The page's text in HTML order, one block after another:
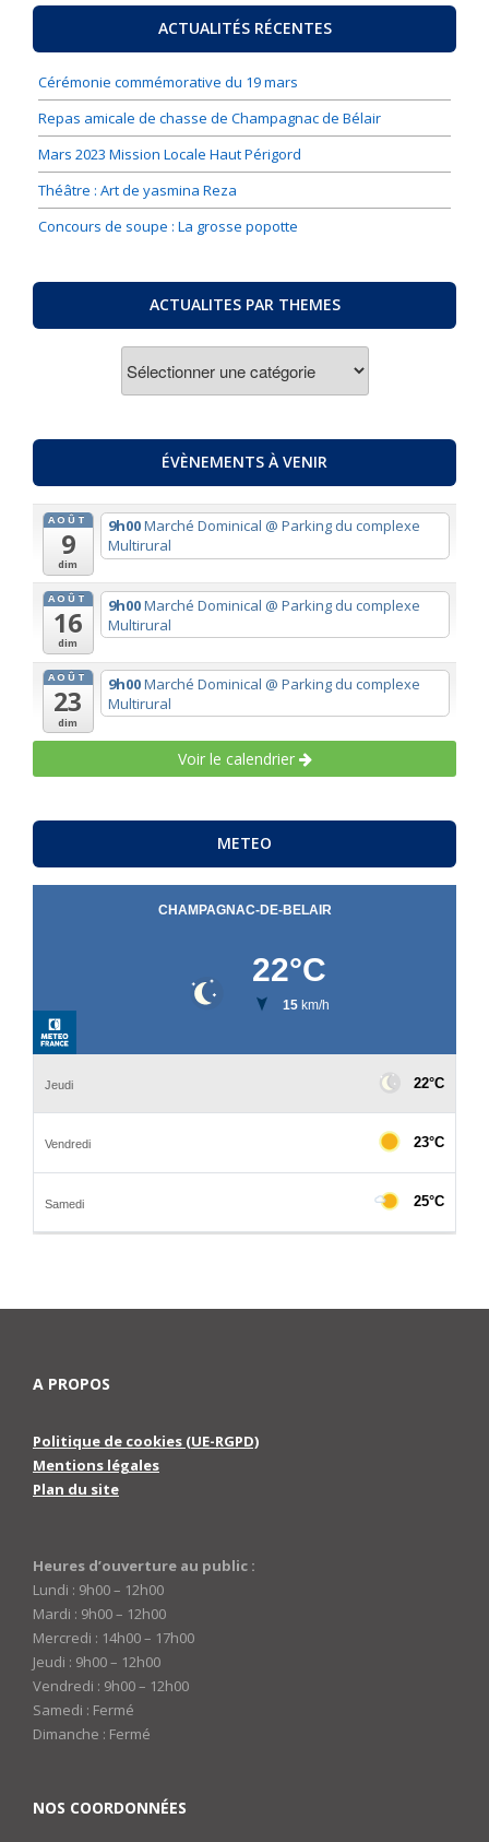
ACTUALITÉS RÉCENTES
Cérémonie commémorative du 19 mars
Repas amicale de chasse de Champagnac de Bélair
Mars 2023 Mission Locale Haut Périgord
Théâtre : Art de yasmina Reza
Concours de soupe : La grosse popotte
ACTUALITES PAR THEMES
ÉVÈNEMENTS À VENIR
AOÛT
9
dim
9h00Marché Dominical @ Parking du complexe
Multirural
AOÛT
16
dim
9h00Marché Dominical @ Parking du complexe
Multirural
AOÛT
23
dim
9h00Marché Dominical @ Parking du complexe
Multirural
Voir le calendrier
METEO
A PROPOS
Politique de cookies (UE-RGPD)
Mentions légales
Plan du site
Heures d’ouverture au public :
Lundi : 9h00 – 12h00
Mardi : 9h00 – 12h00
Mercredi : 14h00 – 17h00
Jeudi : 9h00 – 12h00
Vendredi : 9h00 – 12h00
Samedi : Fermé
Dimanche : Fermé
NOS COORDONNÉES